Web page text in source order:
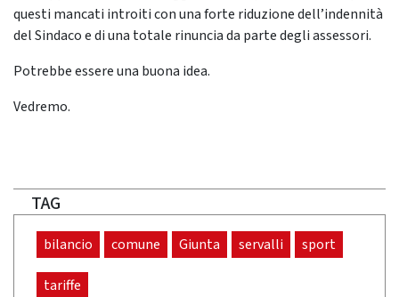
questi mancati introiti con una forte riduzione dell’indennità
del Sindaco e di una totale rinuncia da parte degli assessori.
Potrebbe essere una buona idea.
Vedremo.
TAG
bilancio comune Giunta servalli sport
tariffe